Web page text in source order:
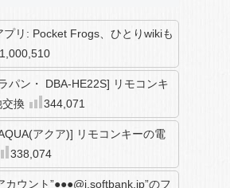
プリ: Pocket Frogs、ひとりwikiも
1,000,510
パン・ DBA-HE22S] リモコンキ
交換
344,071
アクア)] リモコンキーの電
338,074
カウント”●●●@i.softbank.jp”のフ